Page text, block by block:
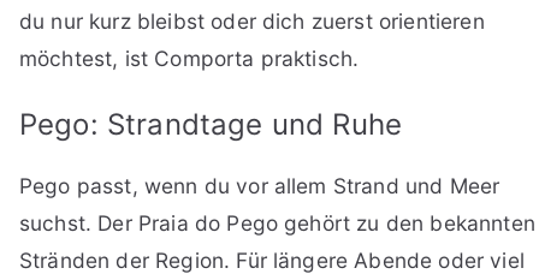
du nur kurz bleibst oder dich zuerst orientieren
möchtest, ist Comporta praktisch.
Pego: Strandtage und Ruhe
Pego passt, wenn du vor allem Strand und Meer
suchst. Der Praia do Pego gehört zu den bekannten
Stränden der Region. Für längere Abende oder viel